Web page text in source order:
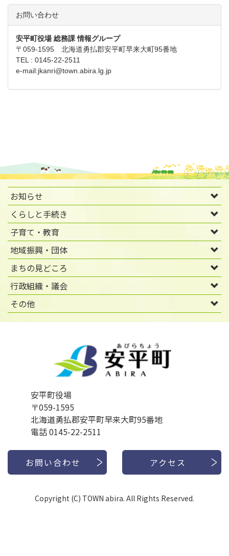
お問い合わせ
安平町役場 総務課 情報グループ
〒059-1595 北海道勇払郡安平町早来大町95番地
TEL : 0145-22-2511
e-mail:jkanri@town.abira.lg.jp
お知らせ
くらしと手続き
子育て・教育
地域振興・団体
まちの見どころ
行政組織・議会
その他
安平町役場
〒059-1595
北海道勇払郡安平町早来大町95番地
電話 0145-22-2511
お問い合わせ アクセス
Copyright (C) TOWN abira. All Rights Reserved.